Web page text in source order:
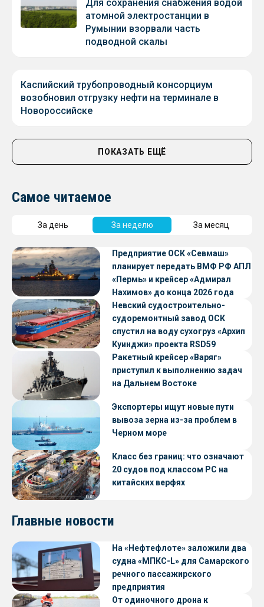
Для сохранения снабжения водой
атомной электростанции в
Румынии взорвали часть
подводной скалы
Каспийский трубопроводный консорциум
возобновил отгрузку нефти на терминале в
Новороссийске
ПОКАЗАТЬ ЕЩЁ
Самое читаемое
За день За неделю За месяц
Предприятие ОСК «Севмаш»
планирует передать ВМФ РФ АПЛ
«Пермь» и крейсер «Адмирал
Нахимов» до конца 2026 года
Невский судостроительно-
судоремонтный завод ОСК
спустил на воду сухогруз «Архип
Куинджи» проекта RSD59
Ракетный крейсер «Варяг»
приступил к выполнению задач
на Дальнем Востоке
Экспортеры ищут новые пути
вывоза зерна из-за проблем в
Черном море
Класс без границ: что означают
20 судов под классом РС на
китайских верфях
Главные новости
На «Нефтефлоте» заложили два
судна «МПКС-L» для Самарского
речного пассажирского
предприятия
От одиночного дрона к